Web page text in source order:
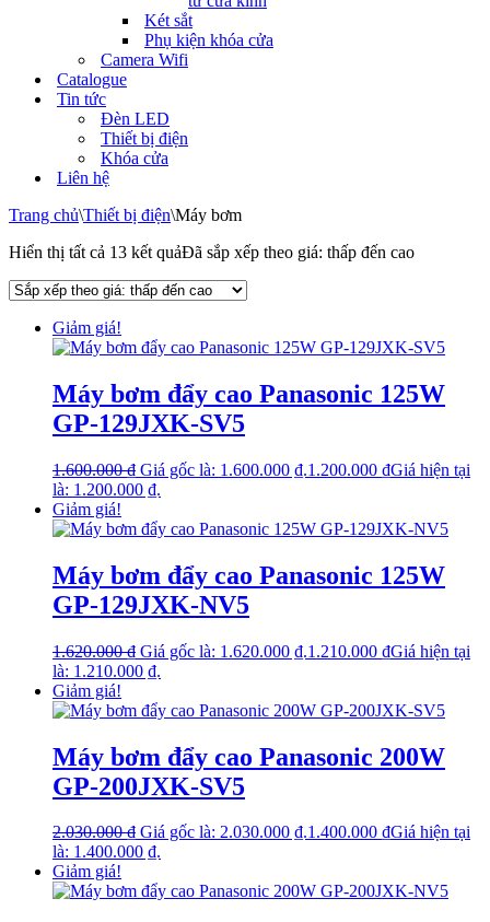
Két sắt
Phụ kiện khóa cửa
Camera Wifi
Catalogue
Tin tức
Đèn LED
Thiết bị điện
Khóa cửa
Liên hệ
Trang chủ\Thiết bị điện\Máy bơm
Hiển thị tất cả 13 kết quảĐã sắp xếp theo giá: thấp đến cao
Giảm giá!
Máy bơm đẩy cao Panasonic 125W
GP-129JXK-SV5
1.600.000₫ Giá gốc là: 1.600.000 ₫.1.200.000 ₫Giá hiện tại
là: 1.200.000 ₫.
Giảm giá!
Máy bơm đẩy cao Panasonic 125W
GP-129JXK-NV5
1.620.000₫ Giá gốc là: 1.620.000 ₫.1.210.000 ₫Giá hiện tại
là: 1.210.000 ₫.
Giảm giá!
Máy bơm đẩy cao Panasonic 200W
GP-200JXK-SV5
2.030.000₫ Giá gốc là: 2.030.000 ₫.1.400.000 ₫Giá hiện tại
là: 1.400.000 ₫.
Giảm giá!